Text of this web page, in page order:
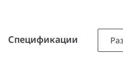
Спецификации